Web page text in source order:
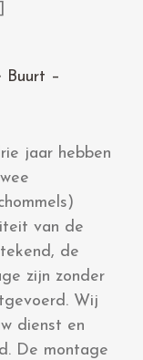
Buurt –
jaar hebben
van de
de
zijn zonder
Wij
dienst en
De montage